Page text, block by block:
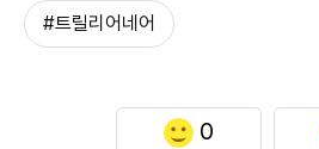
#트릴리어네어
0